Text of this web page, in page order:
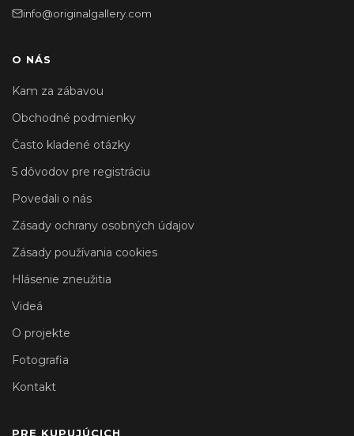
info@originalgallery.com
O NÁS
Kam za zábavou
Obchodné podmienky
Často kladené otázky
5 dôvodov pre registráciu
Povedali o nás
Zásady ochrany osobných údajov
Zásady používania cookies
Hlásenie zneužitia
Videá
O projekte
Fotografia
Kontakt
PRE KUPUJÚCICH